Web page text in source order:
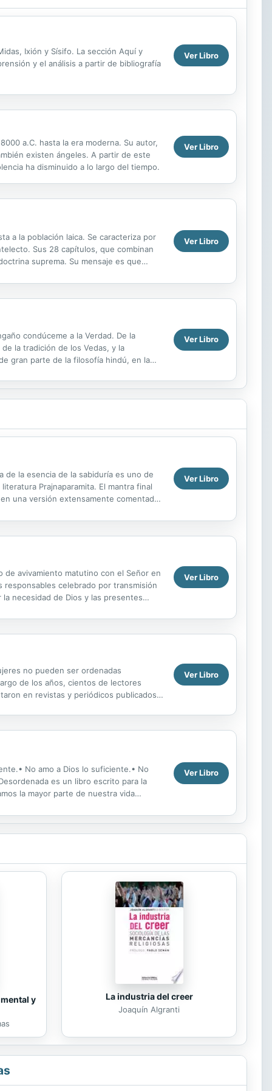
Ixión y Sísifo. La sección Aquí y
y el análisis a partir de bibliografía
Ver Libro
a.C. hasta la era moderna. Su autor,
existen ángeles. A partir de este
ha disminuido a lo largo del tiempo.
Ver Libro
a la población laica. Se caracteriza por
Sus 28 capítulos, que combinan
suprema. Su mensaje es que
Ver Libro
condúceme a la Verdad. De la
la tradición de los Vedas, y la
gran parte de la filosofía hindú, en la
Ver Libro
de la esencia de la sabiduría es uno de
Prajnaparamita. El mantra final
una versión extensamente comentada
Ver Libro
de avivamiento matutino con el Señor en
responsables celebrado por transmisión
necesidad de Dios y las presentes
Ver Libro
no pueden ser ordenadas
de los años, cientos de lectores
en revistas y periódicos publicados
Ver Libro
No amo a Dios lo suficiente.• No
es un libro escrito para la
la mayor parte de nuestra vida
Ver Libro
y La industria del creer
Joaquín Algranti